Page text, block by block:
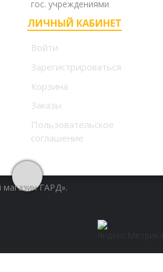
гос. учреждениями
ЛИЧНЫЙ КАБИНЕТ
Войти
Зарегистрироваться
Корзина
Заказы
Пользовательское
соглашение
ГАРД».